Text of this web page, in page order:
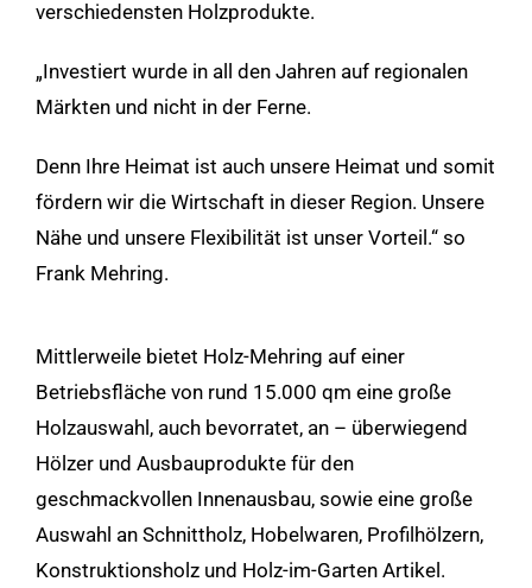
verschiedensten Holzprodukte.
„Investiert wurde in all den Jahren auf regionalen
Märkten und nicht in der Ferne.
Denn Ihre Heimat ist auch unsere Heimat und somit
fördern wir die Wirtschaft in dieser Region. Unsere
Nähe und unsere Flexibilität ist unser Vorteil.“ so
Frank Mehring.
Mittlerweile bietet Holz-Mehring auf einer
Betriebsfläche von rund 15.000 qm eine große
Holzauswahl, auch bevorratet, an – überwiegend
Hölzer und Ausbauprodukte für den
geschmackvollen Innenausbau, sowie eine große
Auswahl an Schnittholz, Hobelwaren, Profilhölzern,
Konstruktionsholz und Holz-im-Garten Artikel.